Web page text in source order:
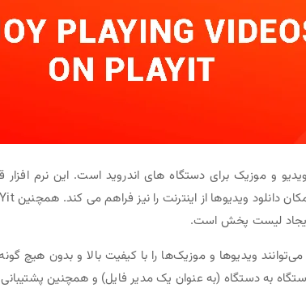
و موزیک برای دستگاه های اندروید است. این نرم
لیست پخش است.
می‌توانند ویدیوها و موزیک‌ها را با کیفیت بالا و بدون
دستگاه به دستگاه (به عنوان یک مدیر فایل) و همچنین